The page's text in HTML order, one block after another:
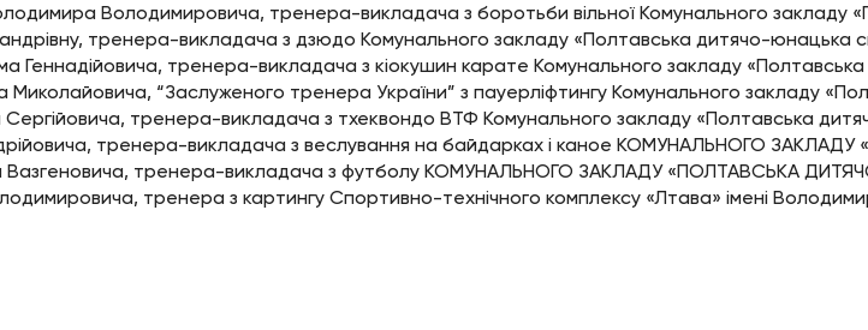
Володимировича, тренера-викладача з боротьби вільної Комунального
тренера-викладача з дзюдо Комунального закладу «Полтавська дитячо-
Геннадійовича, тренера-викладача з кіокушин карате Комунального закладу
Миколайовича, “Заслуженого тренера України” з пауерліфтингу Комунального закладу
Сергійовича, тренера-викладача з тхеквондо ВТФ Комунального закладу «Полтавська
тренера-викладача з веслування на байдарках і каное КОМУНАЛЬНОГО
Вазгеновича, тренера-викладача з футболу КОМУНАЛЬНОГО ЗАКЛАДУ «ПОЛТАВСЬКА
тренера з картингу Спортивно-технічного комплексу «Лтава» імені